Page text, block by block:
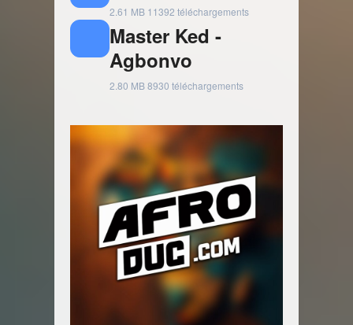
2.61 MB 11392 téléchargements
Master Ked -
Agbonvo
2.80 MB8930 téléchargements